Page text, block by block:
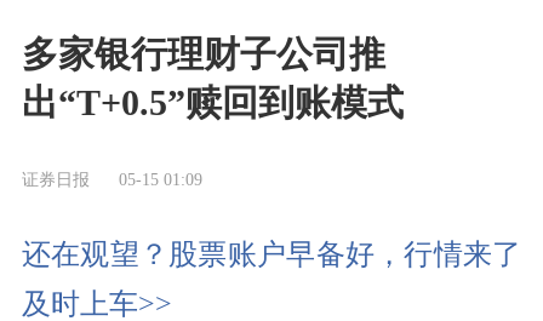
多家银行理财子公司推
出“T+0.5”赎回到账模式
证券日报 05-15 01:09
还在观望？股票账户早备好，行情来了
及时上车>>